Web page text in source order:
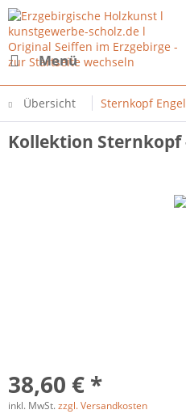
Menü
Übersicht Sternkopf Engel
Kollektion Sternkopf
38,60 € *
inkl. MwSt.zzgl. Versandkosten